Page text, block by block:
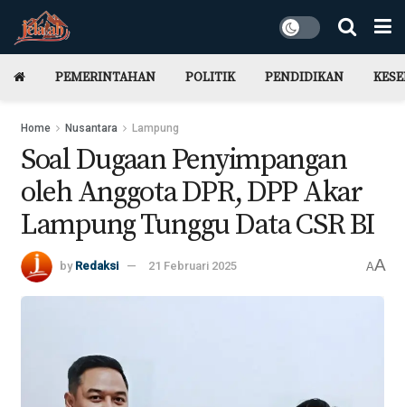
PEMERINTAHAN POLITIK PENDIDIKAN
Home Nusantara Lampung
Soal Dugaan Penyimpangan
oleh Anggota DPR, DPP Akar
Lampung Tunggu Data CSR BI
by Redaksi 21 Februari 2025 AA